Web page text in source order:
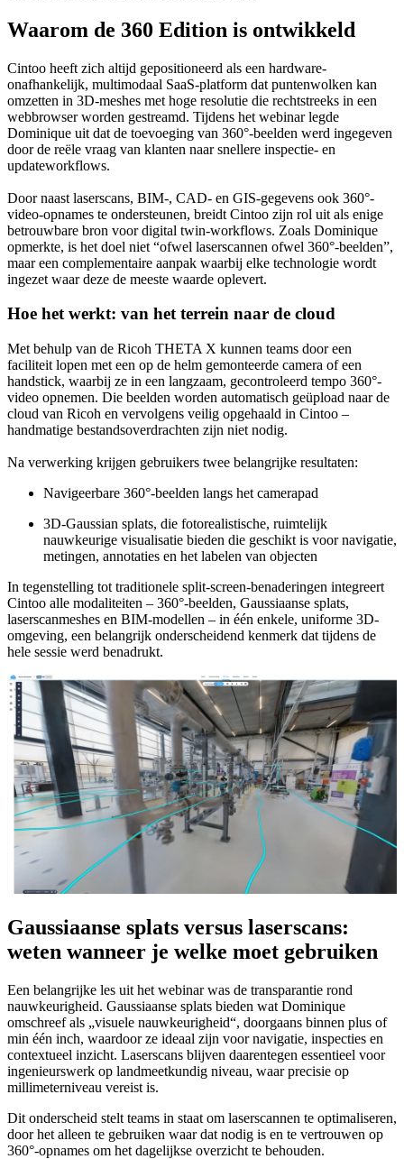
Waarom de 360 Edition is ontwikkeld
Cintoo heeft zich altijd gepositioneerd als een hardware-
onafhankelijk, multimodaal SaaS-platform dat puntenwolken kan
omzetten in 3D-meshes met hoge resolutie die rechtstreeks in een
webbrowser worden gestreamd. Tijdens het webinar legde
Dominique uit dat de toevoeging van 360°-beelden werd ingegeven
door de reële vraag van klanten naar snellere inspectie- en
updateworkflows.
Door naast laserscans, BIM-, CAD- en GIS-gegevens ook 360°-
video-opnames te ondersteunen, breidt Cintoo zijn rol uit als enige
betrouwbare bron voor digital twin-workflows. Zoals Dominique
opmerkte, is het doel niet “ofwel laserscannen ofwel 360°-beelden”,
maar een complementaire aanpak waarbij elke technologie wordt
ingezet waar deze de meeste waarde oplevert.
Hoe het werkt: van het terrein naar de cloud
Met behulp van de Ricoh THETA X kunnen teams door een
faciliteit lopen met een op de helm gemonteerde camera of een
handstick, waarbij ze in een langzaam, gecontroleerd tempo 360°-
video opnemen. Die beelden worden automatisch geüpload naar de
cloud van Ricoh en vervolgens veilig opgehaald in Cintoo –
handmatige bestandsoverdrachten zijn niet nodig.
Na verwerking krijgen gebruikers twee belangrijke resultaten:
Navigeerbare 360°-beelden langs het camerapad
3D-Gaussian splats, die fotorealistische, ruimtelijk
nauwkeurige visualisatie bieden die geschikt is voor navigatie,
metingen, annotaties en het labelen van objecten
In tegenstelling tot traditionele split-screen-benaderingen integreert
Cintoo alle modaliteiten – 360°-beelden, Gaussiaanse splats,
laserscanmeshes en BIM-modellen – in één enkele, uniforme 3D-
omgeving, een belangrijk onderscheidend kenmerk dat tijdens de
hele sessie werd benadrukt.
Gaussiaanse splats versus laserscans:
weten wanneer je welke moet gebruiken
Een belangrijke les uit het webinar was de transparantie rond
nauwkeurigheid. Gaussiaanse splats bieden wat Dominique
omschreef als „visuele nauwkeurigheid“, doorgaans binnen plus of
min één inch, waardoor ze ideaal zijn voor navigatie, inspecties en
contextueel inzicht. Laserscans blijven daarentegen essentieel voor
ingenieurswerk op landmeetkundig niveau, waar precisie op
millimeterniveau vereist is.
Dit onderscheid stelt teams in staat om laserscannen te optimaliseren,
door het alleen te gebruiken waar dat nodig is en te vertrouwen op
360°-opnames om het dagelijkse overzicht te behouden.